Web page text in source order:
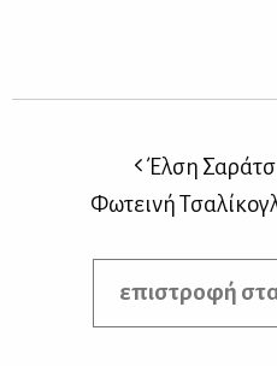
Έλση
Φωτεινή
επιστροφή